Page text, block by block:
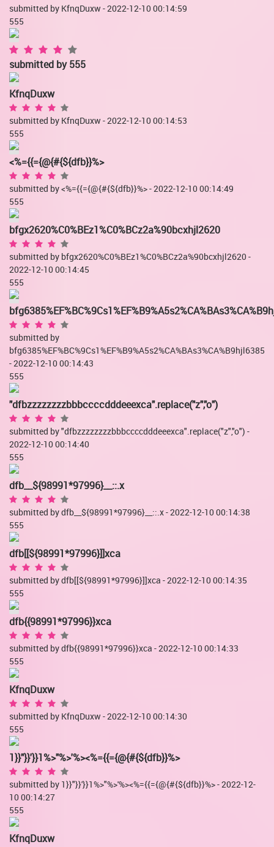
submitted by KfnqDuxw - 2022-12-10 00:14:59
555
submitted by555
KfnqDuxw
submitted by KfnqDuxw - 2022-12-10 00:14:53
555
<%={{={@{#{${dfb}}%>
submitted by <%={{={@{#{${dfb}}%> - 2022-12-10 00:14:49
555
bfgx2620%C0%BEz1%C0%BCz2a%90bcxhjl2620
submitted by bfgx2620%C0%BEz1%C0%BCz2a%90bcxhjl2620 -
2022-12-10 00:14:45
555
submitted by
bfg6385%EF%BC%9Cs1%EF%B9%A5s2%CA%BAs3%CA%B9hjl6385
- 2022-12-10 00:14:43
555
"dfbzzzzzzzzbbbccccdddeeexca".replace("z","o")
submitted by "dfbzzzzzzzzbbbccccdddeeexca".replace("z","o") -
2022-12-10 00:14:40
555
dfb__${98991*97996}__::.x
submitted by dfb__${98991*97996}__::.x - 2022-12-10 00:14:38
555
dfb[[${98991*97996}]]xca
submitted by dfb[[${98991*97996}]]xca - 2022-12-10 00:14:35
555
dfb{{98991*97996}}xca
submitted by dfb{{98991*97996}}xca - 2022-12-10 00:14:33
555
KfnqDuxw
submitted by KfnqDuxw - 2022-12-10 00:14:30
555
1}}"}}'}}1%>"%>'%><%={{={@{#{${dfb}}%>
submitted by 1}}"}}'}}1%>"%>'%><%={{={@{#{${dfb}}%> - 2022-12-
10 00:14:27
555
KfnqDuxw